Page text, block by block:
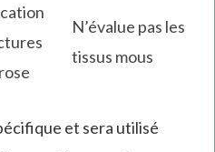
N’évalue pas les
tissus mous
et sera utilisé